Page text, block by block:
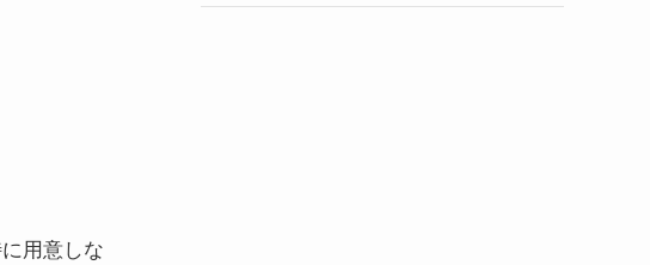
用意しな